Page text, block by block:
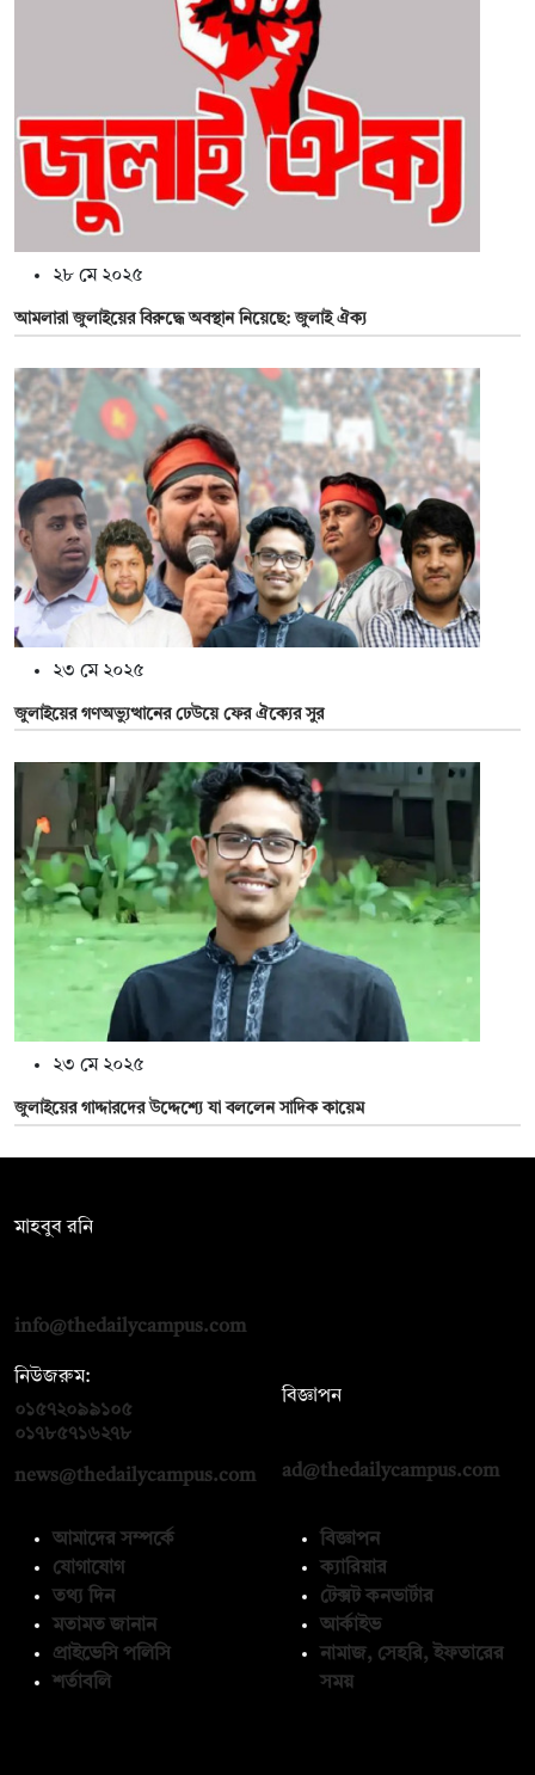
২৮ মে ২০২৫
আমলারা জুলাইয়ের বিরুদ্ধে অবস্থান নিয়েছে: জুলাই ঐক্য
২৩ মে ২০২৫
জুলাইয়ের গণঅভ্যুত্থানের ঢেউয়ে ফের ঐক্যের সুর
২৩ মে ২০২৫
জুলাইয়ের গাদ্দারদের উদ্দেশ্যে যা বললেন সাদিক কায়েম
মাহবুব রনি
info@thedailycampus.com
নিউজরুম:
০১৫৭২০৯৯১০৫
০১৭৮৫৭১৬২৭৮
news@thedailycampus.com
বিজ্ঞাপন
ad@thedailycampus.com
আমাদের সম্পর্কে
যোগাযোগ
তথ্য দিন
মতামত জানান
প্রাইভেসি পলিসি
শর্তাবলি
বিজ্ঞাপন
ক্যারিয়ার
টেক্সট কনভার্টার
আর্কাইভ
নামাজ, সেহরি, ইফতারের
সময়